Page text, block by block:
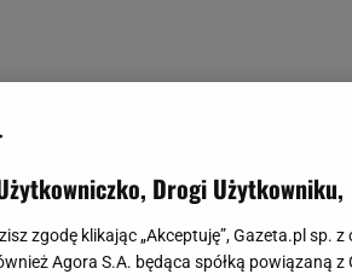
Drogi Użytkowniku,
zgodę klikając „Akceptuję”, Gazeta.pl sp.
Agora S.A. będąca spółką powiązaną